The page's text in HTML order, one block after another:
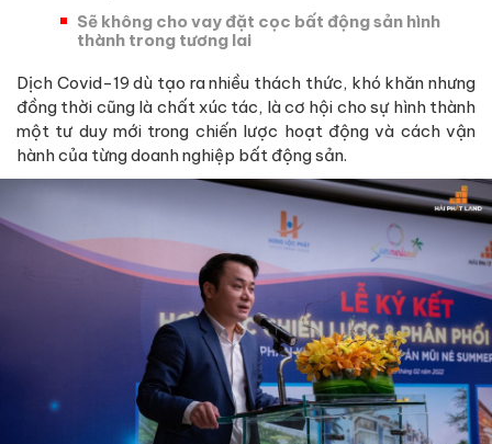
Sẽ không cho vay đặt cọc bất động sản hình
thành trong tương lai
Dịch Covid-19 dù tạo ra nhiều thách thức, khó khăn nhưng
đồng thời cũng là chất xúc tác, là cơ hội cho sự hình thành
một tư duy mới trong chiến lược hoạt động và cách vận
hành của từng doanh nghiệp bất động sản.